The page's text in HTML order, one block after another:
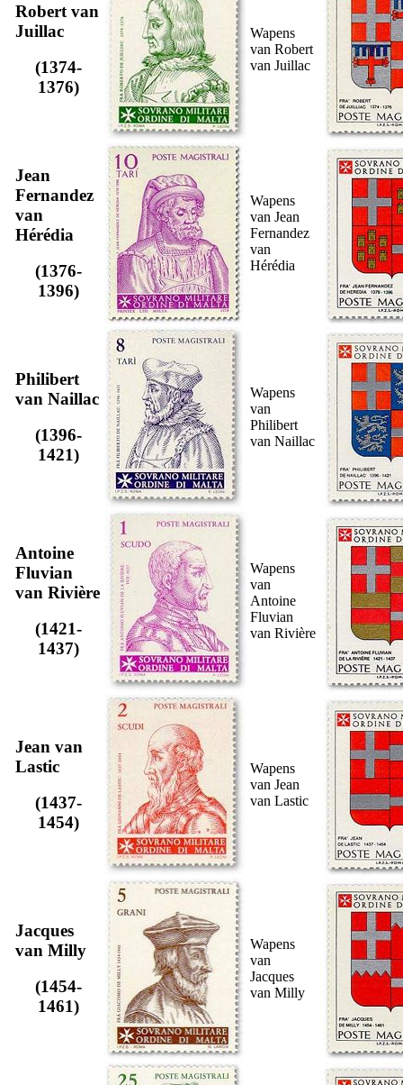
Robert van
Juillac
(1374-
1376)
Wapens
van Robert
van Juillac
Jean
Fernandez
van
Hérédia
(1376-
1396)
Wapens
van Jean
Fernandez
van
Hérédia
Philibert
van Naillac
(1396-
1421)
Wapens
van
Philibert
van Naillac
Antoine
Fluvian
van Rivière
(1421-
1437)
Wapens
van
Antoine
Fluvian
van Rivière
Jean van
Lastic
(1437-
1454)
Wapens
van Jean
van Lastic
Jacques
van Milly
(1454-
1461)
Wapens
van
Jacques
van Milly